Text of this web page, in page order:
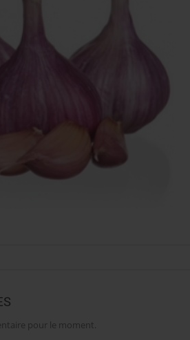
pour le moment.